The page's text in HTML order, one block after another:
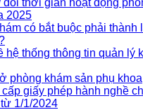
2025
có bắt buộc phải thành
hệ thống thông tin quản lý
phòng khám sản phụ khoa
giấy phép hành nghề
1/1/2024